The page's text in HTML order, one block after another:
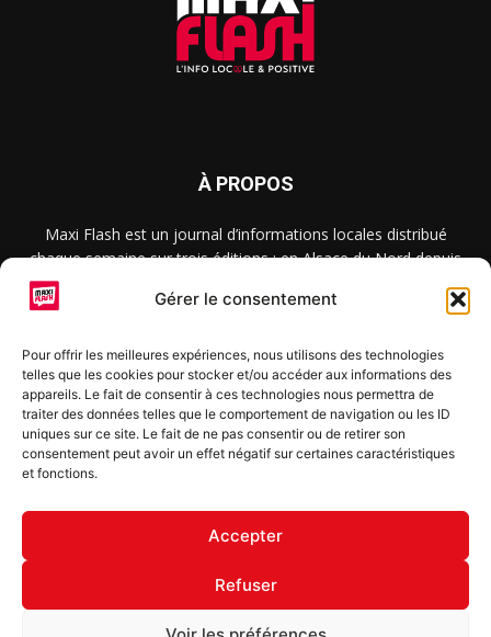
Gérer le consentement
Pour offrir les meilleures expériences, nous utilisons des technologies
telles que les cookies pour stocker et/ou accéder aux informations des
appareils. Le fait de consentir à ces technologies nous permettra de
traiter des données telles que le comportement de navigation ou les ID
uniques sur ce site. Le fait de ne pas consentir ou de retirer son
consentement peut avoir un effet négatif sur certaines caractéristiques
et fonctions.
Accepter
Refuser
À PROPOS
Maxi Flash est un journal d’informations locales distribué
chaque semaine sur trois éditions : en Alsace du Nord depuis
2015, dans les secteurs d’Obernai-Molsheim-Erstein depuis
2022, et à Colmar, Vignoble et Plaine depuis 2023.
SUIVEZ-NOUS
S'inscrire à la newsletter
© Copyright © 2022 Maxi Flash